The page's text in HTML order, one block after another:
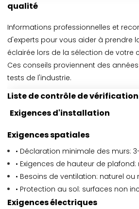
qualité
Informations professionnelles et
d'experts pour vous aider à prendre
éclairée lors de la sélection de votre
Ces conseils proviennent des
tests de l'industrie.
Liste de contrôle de
Exigences d'installation
Exigences spatiales
• Déclaration minimale des murs:
• Exigences de hauteur de
• Besoins de ventilation: naturel
• Protection au sol: surfaces non
Exigences électriques